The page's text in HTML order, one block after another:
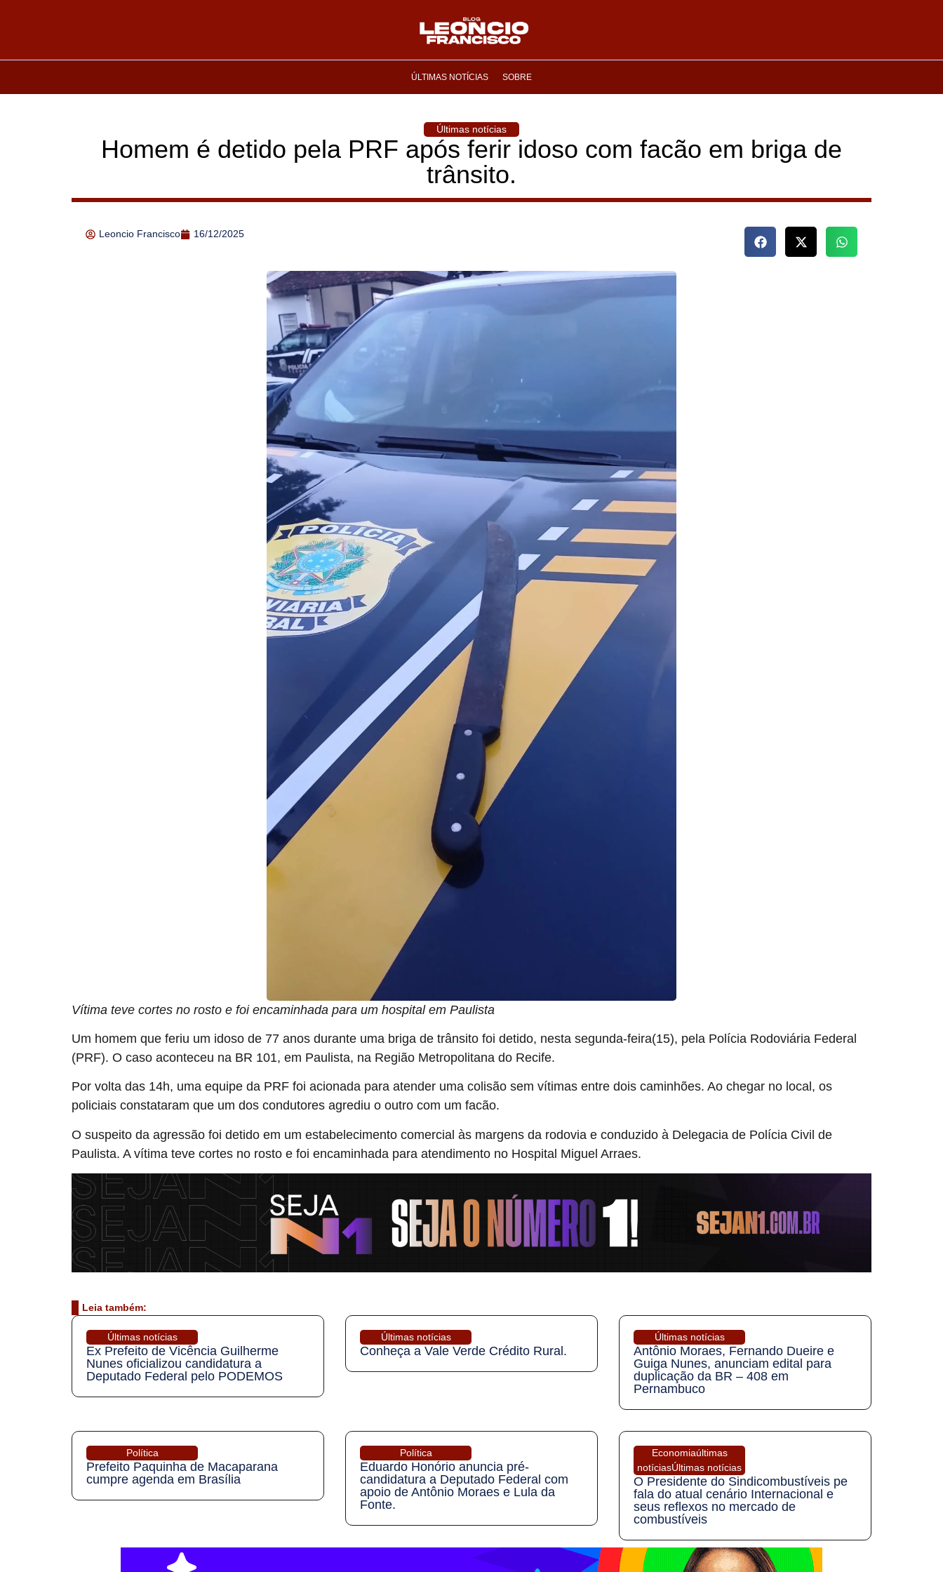
ÚLTIMAS NOTÍCIAS SOBRE
Últimas notícias
Homem é detido pela PRF após ferir idoso com facão em briga de
trânsito.
Leoncio Francisco 16/12/2025
Vítima teve cortes no rosto e foi encaminhada para um hospital em Paulista
Um homem que feriu um idoso de 77 anos durante uma briga de trânsito foi detido, nesta segunda-feira(15), pela Polícia Rodoviária Federal
(PRF). O caso aconteceu na BR 101, em Paulista, na Região Metropolitana do Recife.
Por volta das 14h, uma equipe da PRF foi acionada para atender uma colisão sem vítimas entre dois caminhões. Ao chegar no local, os
policiais constataram que um dos condutores agrediu o outro com um facão.
O suspeito da agressão foi detido em um estabelecimento comercial às margens da rodovia e conduzido à Delegacia de Polícia Civil de
Paulista. A vítima teve cortes no rosto e foi encaminhada para atendimento no Hospital Miguel Arraes.
Leia também:
Últimas notícias
Ex Prefeito de Vicência Guilherme
Nunes oficializou candidatura a
Deputado Federal pelo PODEMOS
Últimas notícias
Conheça a Vale Verde Crédito Rural.
Últimas notícias
Antônio Moraes, Fernando Dueire e
Guiga Nunes, anunciam edital para
duplicação da BR – 408 em
Pernambuco
Política
Prefeito Paquinha de Macaparana
cumpre agenda em Brasília
Política
Eduardo Honório anuncia pré-
candidatura a Deputado Federal com
apoio de Antônio Moraes e Lula da
Fonte.
Economiaúltimas
notíciasÚltimas notícias
O Presidente do Sindicombustíveis pe
fala do atual cenário Internacional e
seus reflexos no mercado de
combustíveis